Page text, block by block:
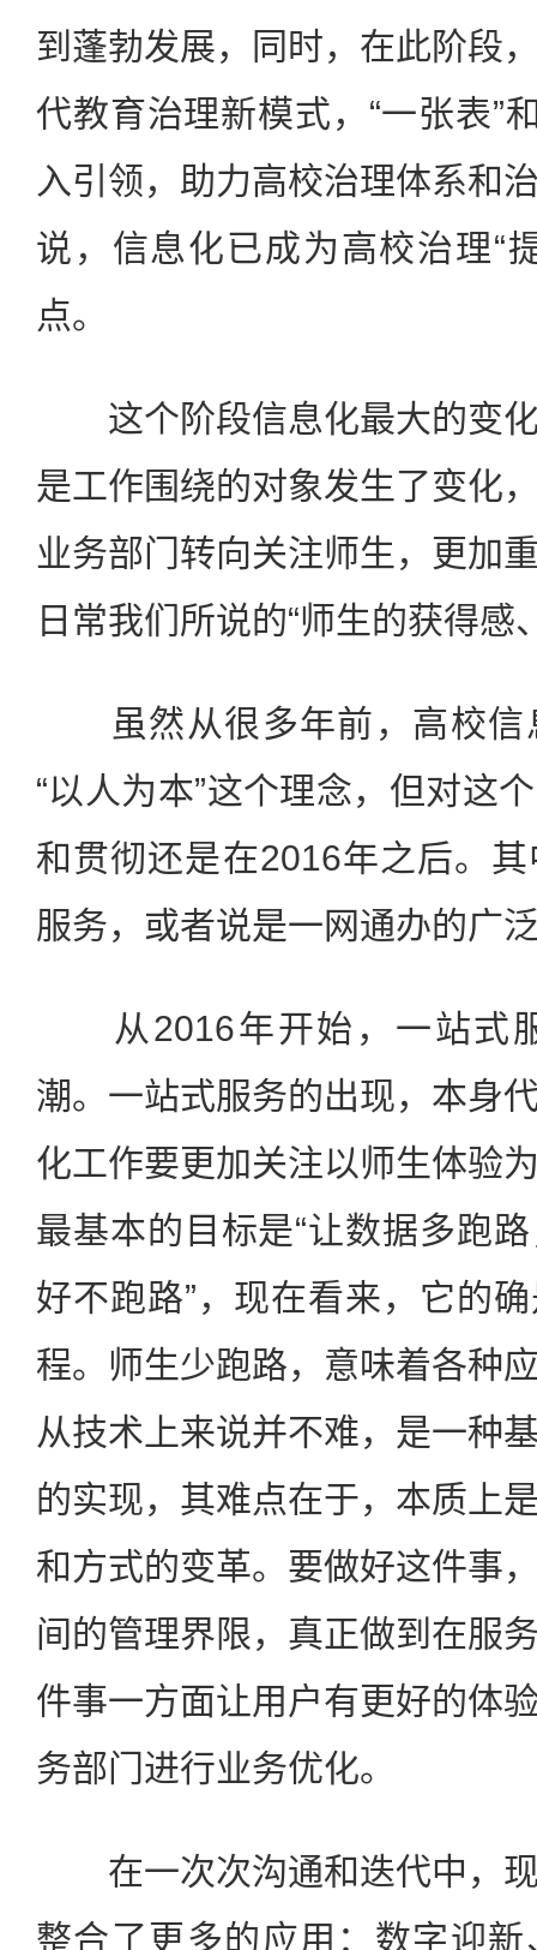
到蓬勃发展，同时，在此阶段
代教育治理新模式，“一张表”
入引领，助力高校治理体系和
说，信息化已成为高校治理“
点。
这个阶段信息化最大的变化
是工作围绕的对象发生了变化
业务部门转向关注师生，更加
日常我们所说的“师生的获得感
虽然从很多年前，高校信
“以人为本”这个理念，但对这
和贯彻还是在2016年之后。
服务，或者说是一网通办的广
从2016年开始，一站式
潮。一站式服务的出现，本身
化工作要更加关注以师生体验
最基本的目标是“让数据多跑
好不跑路”，现在看来，它的
程。师生少跑路，意味着各种
从技术上来说并不难，是一种
的实现，其难点在于，本质上
和方式的变革。要做好这件事
间的管理界限，真正做到在服
件事一方面让用户有更好的体
务部门进行业务优化。
在一次次沟通和迭代中，现
整合了更多的应用：数字迎